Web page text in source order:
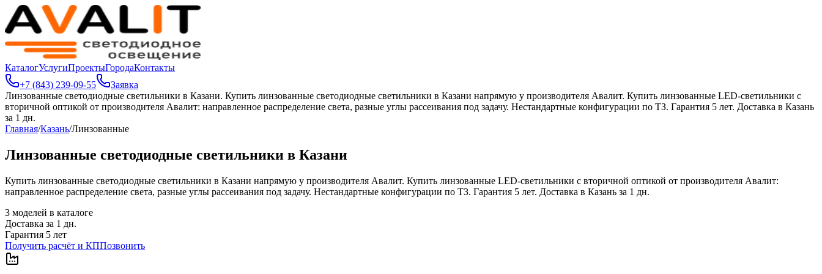
КаталогУслугиПроектыГородаКонтакты
+7 (843) 239-09-55
Заявка
Линзованные светодиодные светильники в Казани. Купить линзованные светодиодные светильники в Казани напрямую у производителя Авалит. Купить линзованные LED-светильники с
вторичной оптикой от производителя Авалит: направленное распределение света, разные углы рассеивания под задачу. Нестандартные конфигурации по ТЗ. Гарантия 5 лет. Доставка в Казань
за 1 дн.
Главная/Казань/Линзованные
Линзованные светодиодные светильники в Казани
Купить линзованные светодиодные светильники в Казани напрямую у производителя Авалит. Купить линзованные LED-светильники с вторичной оптикой от производителя Авалит:
направленное распределение света, разные углы рассеивания под задачу. Нестандартные конфигурации по ТЗ. Гарантия 5 лет. Доставка в Казань за 1 дн.
3 моделей в каталоге
Доставка за 1 дн.
Гарантия 5 лет
Получить расчёт и КППозвонить